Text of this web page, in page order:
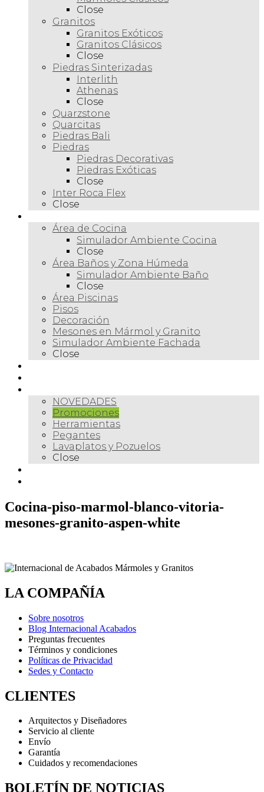
Close
Granitos
Granitos Exóticos
Granitos Clásicos
Close
Piedras Sinterizadas
Interlith
Athenas
Close
Quarzstone
Quarcitas
Piedras Bali
Piedras
Piedras Decorativas
Piedras Exóticas
Close
Inter Roca Flex
Close
Área de Cocina
Simulador Ambiente Cocina
Close
Área Baños y Zona Húmeda
Simulador Ambiente Baño
Close
Área Piscinas
Pisos
Decoración
Mesones en Mármol y Granito
Simulador Ambiente Fachada
Close
NOVEDADES
Promociones
Herramientas
Pegantes
Lavaplatos y Pozuelos
Close
Cocina-piso-marmol-blanco-vitoria-
mesones-granito-aspen-white
LA COMPAÑÍA
Sobre nosotros
Blog Internacional Acabados
Preguntas frecuentes
Términos y condiciones
Políticas de Privacidad
Sedes y Contacto
CLIENTES
Arquitectos y Diseñadores
Servicio al cliente
Envío
Garantía
Cuidados y recomendaciones
BOLETÍN DE NOTICIAS